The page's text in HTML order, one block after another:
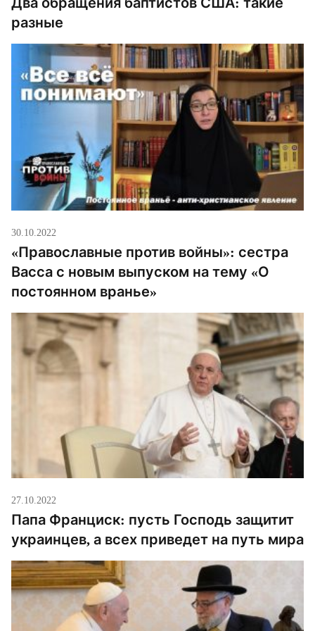
разные
30.10.2022
«Православные против войны»: сестра
Васса с новым выпуском на тему «О
постоянном вранье»
27.10.2022
Папа Франциск: пусть Господь защитит
украинцев, а всех приведет на путь мира